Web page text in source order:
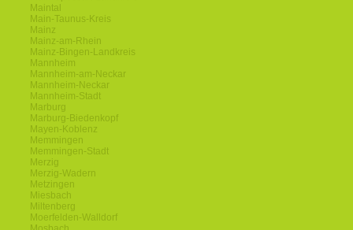
Maintal
Main-Taunus-Kreis
Mainz
Mainz-am-Rhein
Mainz-Bingen-Landkreis
Mannheim
Mannheim-am-Neckar
Mannheim-Neckar
Mannheim-Stadt
Marburg
Marburg-Biedenkopf
Mayen-Koblenz
Memmingen
Memmingen-Stadt
Merzig
Merzig-Wadern
Metzingen
Miesbach
Miltenberg
Moerfelden-Walldorf